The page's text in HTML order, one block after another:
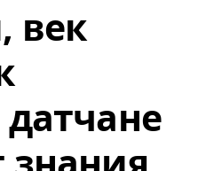
век